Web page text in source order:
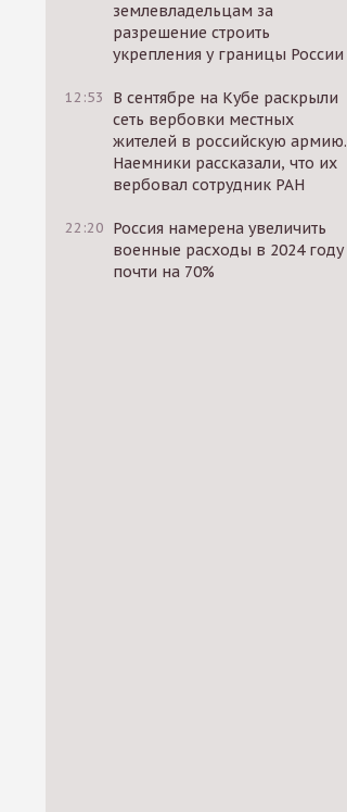
землевладельцам за
разрешение строить
укрепления у границы России
12:53
В сентябре на Кубе раскрыли
сеть вербовки местных
жителей в российскую армию.
Наемники рассказали, что их
вербовал сотрудник РАН
22:20 Россия намерена увеличить
военные расходы в 2024 году
почти на 70%